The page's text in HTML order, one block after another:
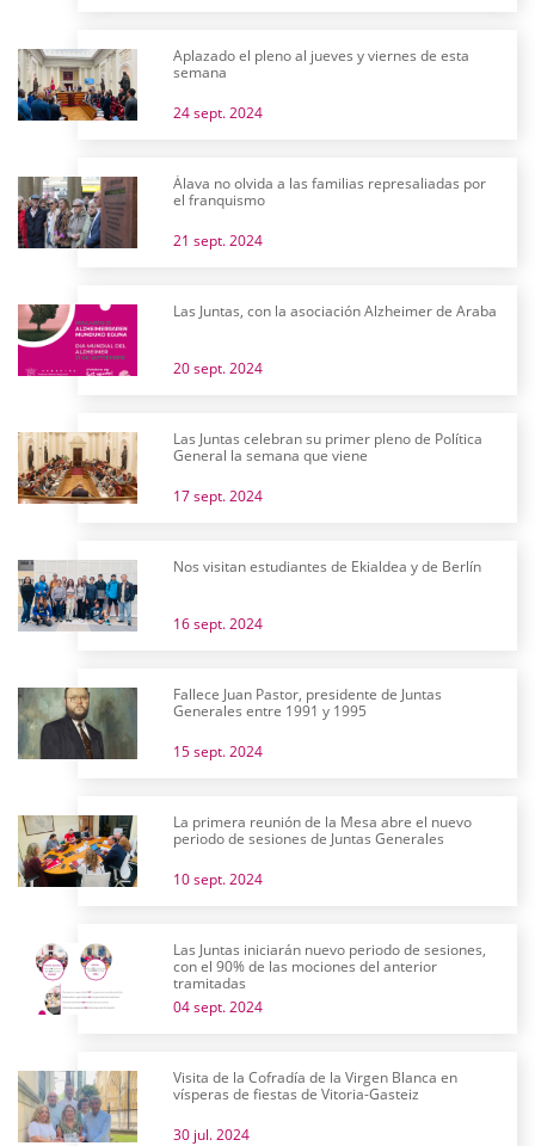
Aplazado el pleno al jueves y viernes de esta
semana
24 sept. 2024
Álava no olvida a las familias represaliadas por
el franquismo
21 sept. 2024
Las Juntas, con la asociación Alzheimer de Araba
20 sept. 2024
Las Juntas celebran su primer pleno de Política
General la semana que viene
17 sept. 2024
Nos visitan estudiantes de Ekialdea y de Berlín
16 sept. 2024
Fallece Juan Pastor, presidente de Juntas
Generales entre 1991 y 1995
15 sept. 2024
La primera reunión de la Mesa abre el nuevo
periodo de sesiones de Juntas Generales
10 sept. 2024
Las Juntas iniciarán nuevo periodo de sesiones,
con el 90% de las mociones del anterior
tramitadas
04 sept. 2024
Visita de la Cofradía de la Virgen Blanca en
vísperas de fiestas de Vitoria-Gasteiz
30 jul. 2024